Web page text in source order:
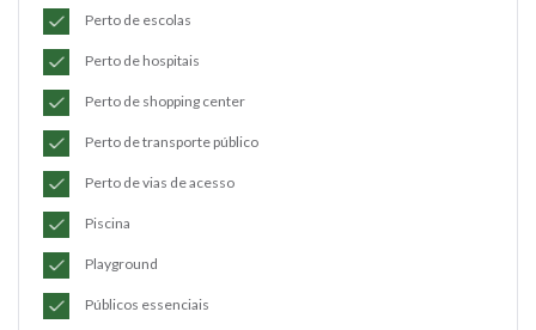
Perto de escolas
Perto de hospitais
Perto de shopping center
Perto de transporte público
Perto de vias de acesso
Piscina
Playground
Públicos essenciais